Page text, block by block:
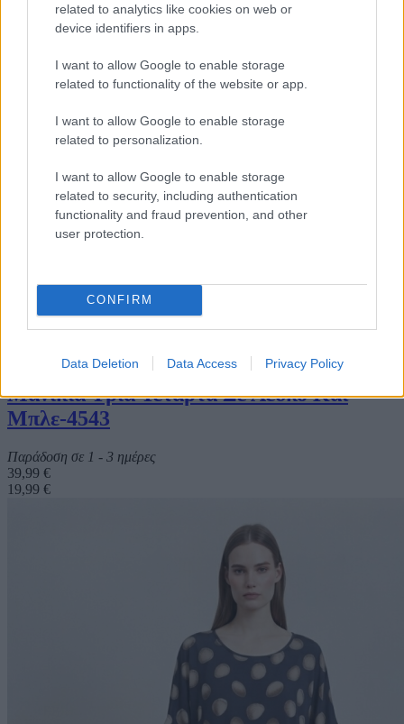
related to analytics like cookies on web or
device identifiers in apps.
I want to allow Google to enable storage
related to functionality of the website or app.
I want to allow Google to enable storage
related to personalization.
I want to allow Google to enable storage
related to security, including authentication
functionality and fraud prevention, and other
user protection.
CONFIRM
Data Deletion Data Access Privacy Policy
Floral Off-Shoulder Μπλούζα Με
Μανίκια Τρία Τέταρτα Σε Λευκό Και
Μπλε-4543
Παράδοση σε 1 - 3 ημέρες
39,99 €
19,99 €